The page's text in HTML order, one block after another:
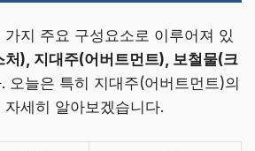
지 주요 구성요소로 이루어져 있
처), 지대주(어버트먼트), 보철물(크
오늘은 특히 지대주(어버트먼트)의
세히 알아보겠습니다.